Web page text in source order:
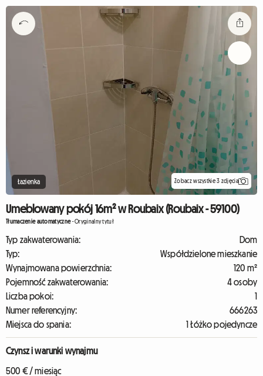
Łazienka Zobacz wszystkie 3 zdjęcia
Umeblowany pokój 16m² w Roubaix (Roubaix - 59100)
Tłumaczenie automatyczne-Oryginalny tytuł
Typ zakwaterowania:
Dom
Typ:
Współdzielone mieszkanie
Wynajmowana powierzchnia:
120 m²
Pojemność zakwaterowania:
4 osoby
Liczba pokoi:
1
Numer referencyjny:
666263
Miejsca do spania:
1 Łóżko pojedyncze
Czynsz i warunki wynajmu
500 € / miesiąc